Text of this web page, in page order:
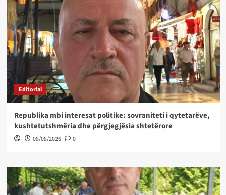
Editorial
Republika mbi interesat politike: sovraniteti i qytetarëve,
kushtetutshmëria dhe përgjegjësia shtetërore
08/08/2026 0